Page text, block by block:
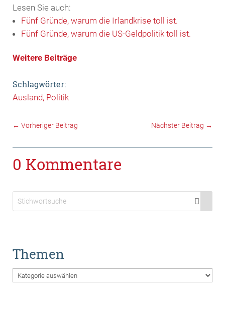
Lesen Sie auch:
Fünf Gründe, warum die Irlandkrise toll ist.
Fünf Gründe, warum die US-Geldpolitik toll ist.
Weitere Beiträge
Schlagwörter:
Ausland Politik
← Vorheriger Beitrag Nächster Beitrag →
0 Kommentare
Themen
Themen